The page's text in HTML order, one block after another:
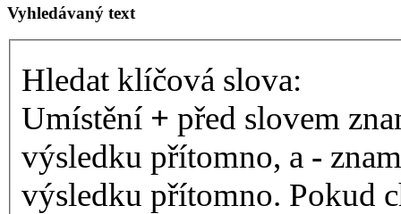
Vyhledávaný text
Hledat klíčová slova:
Umístění + před slovem
výsledku přítomno, a -
výsledku přítomno. Pokud